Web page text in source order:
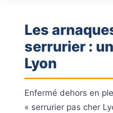
Les
serrurier :
Lyon
Enfermé dehors en
« serrurier pas cher